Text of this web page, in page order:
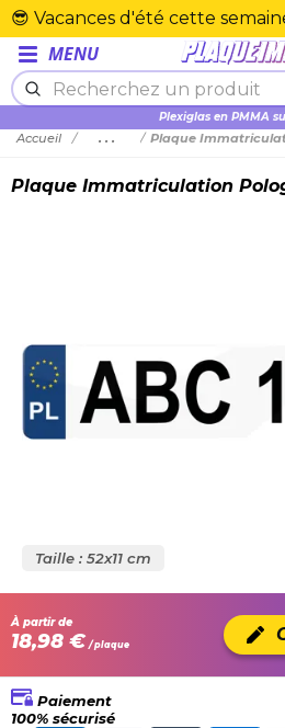
MENU
Plexiglas en PMMA
Accueil ... Plaque
Plaque Immatriculation
Taille : 52x11 cm
À partir de
18,98 € / plaque
Paiement
100% sécurisé